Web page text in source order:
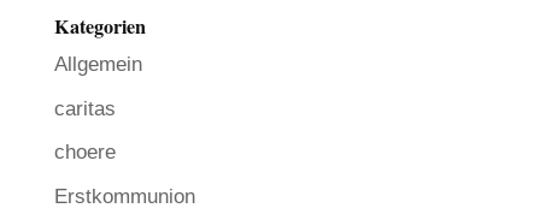
Kategorien
Allgemein
caritas
choere
Erstkommunion